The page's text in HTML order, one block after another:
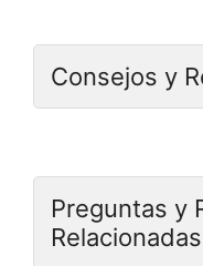
Consejos y
Preguntas y
Relacionadas